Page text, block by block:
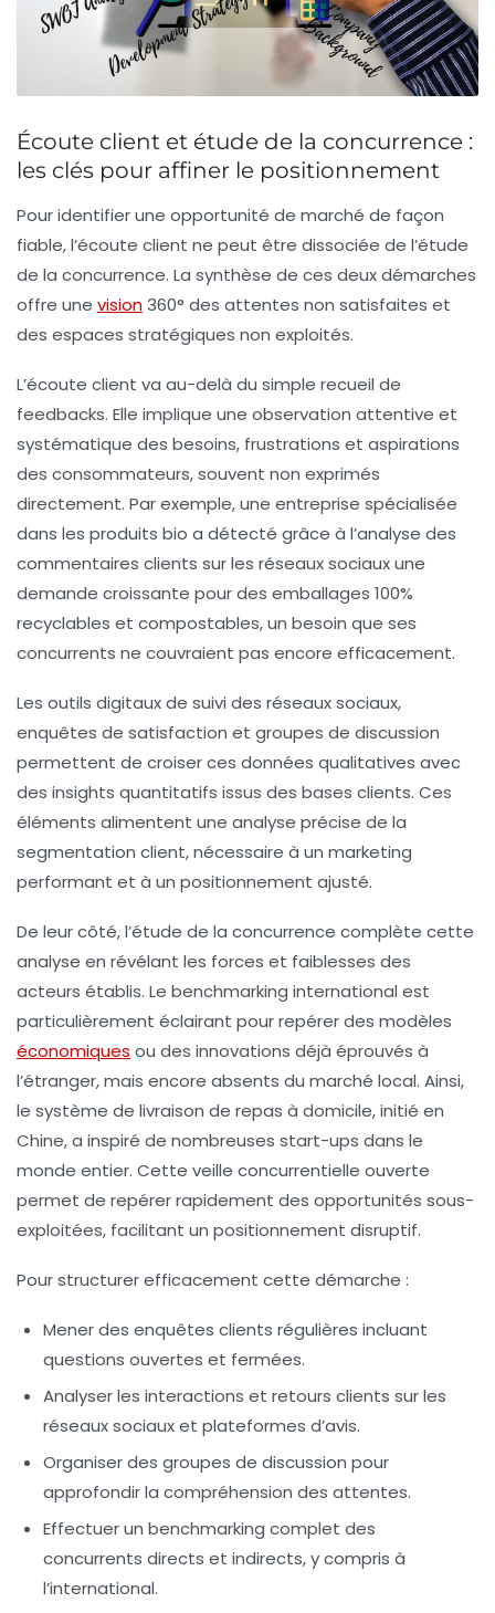
Écoute client et étude de la concurrence :
les clés pour affiner le positionnement
Pour identifier une opportunité de marché de façon
fiable, l’écoute client ne peut être dissociée de l’étude
de la concurrence. La synthèse de ces deux démarches
offre une vision360° des attentes non satisfaites et
des espaces stratégiques non exploités.
L’écoute client va au-delà du simple recueil de
feedbacks. Elle implique une observation attentive et
systématique des besoins, frustrations et aspirations
des consommateurs, souvent non exprimés
directement. Par exemple, une entreprise spécialisée
dans les produits bio a détecté grâce à l’analyse des
commentaires clients sur les réseaux sociaux une
demande croissante pour des emballages 100%
recyclables et compostables, un besoin que ses
concurrents ne couvraient pas encore efficacement.
Les outils digitaux de suivi des réseaux sociaux,
enquêtes de satisfaction et groupes de discussion
permettent de croiser ces données qualitatives avec
des insights quantitatifs issus des bases clients. Ces
éléments alimentent une analyse précise de la
segmentation client, nécessaire à un marketing
performant et à un positionnement ajusté.
De leur côté, l’étude de la concurrence complète cette
analyse en révélant les forces et faiblesses des
acteurs établis. Le benchmarking international est
particulièrement éclairant pour repérer des modèles
économiques ou des innovations déjà éprouvés à
l’étranger, mais encore absents du marché local. Ainsi,
le système de livraison de repas à domicile, initié en
Chine, a inspiré de nombreuses start-ups dans le
monde entier. Cette veille concurrentielle ouverte
permet de repérer rapidement des opportunités sous-
exploitées, facilitant un positionnement disruptif.
Pour structurer efficacement cette démarche :
Mener des enquêtes clients régulières incluant
questions ouvertes et fermées.
Analyser les interactions et retours clients sur les
réseaux sociaux et plateformes d’avis.
Organiser des groupes de discussion pour
approfondir la compréhension des attentes.
Effectuer un benchmarking complet des
concurrents directs et indirects, y compris à
l’international.